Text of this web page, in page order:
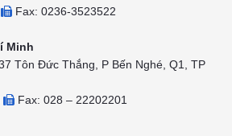
Fax: 0236-3523522
Minh
Tôn Đức Thắng, P Bến Nghé, Q1, TP
Fax: 028 – 22202201